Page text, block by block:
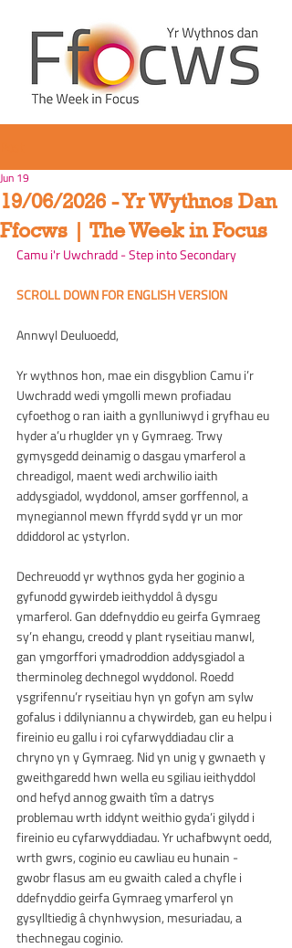
19/06/2026 - Yr Wythnos Dan
Ffocws | The Week in Focus
Jun 19
Camu i'r Uwchradd - Step into Secondary
SCROLL DOWN FOR ENGLISH VERSION
Annwyl Deuluoedd,
Yr wythnos hon, mae ein disgyblion Camu i’r
Uwchradd wedi ymgolli mewn profiadau
cyfoethog o ran iaith a gynlluniwyd i gryfhau eu
hyder a’u rhuglder yn y Gymraeg. Trwy
gymysgedd deinamig o dasgau ymarferol a
chreadigol, maent wedi archwilio iaith
addysgiadol, wyddonol, amser gorffennol, a
mynegiannol mewn ffyrdd sydd yr un mor
ddiddorol ac ystyrlon.
Dechreuodd yr wythnos gyda her goginio a
gyfunodd gywirdeb ieithyddol â dysgu
ymarferol. Gan ddefnyddio eu geirfa Gymraeg
sy’n ehangu, creodd y plant ryseitiau manwl,
gan ymgorffori ymadroddion addysgiadol a
therminoleg dechnegol wyddonol. Roedd
ysgrifennu’r ryseitiau hyn yn gofyn am sylw
gofalus i ddilyniannu a chywirdeb, gan eu helpu i
fireinio eu gallu i roi cyfarwyddiadau clir a
chryno yn y Gymraeg. Nid yn unig y gwnaeth y
gweithgaredd hwn wella eu sgiliau ieithyddol
ond hefyd annog gwaith tîm a datrys
problemau wrth iddynt weithio gyda’i gilydd i
fireinio eu cyfarwyddiadau. Yr uchafbwynt oedd,
wrth gwrs, coginio eu cawliau eu hunain -
gwobr flasus am eu gwaith caled a chyfle i
ddefnyddio geirfa Gymraeg ymarferol yn
gysylltiedig â chynhwysion, mesuriadau, a
thechnegau coginio.